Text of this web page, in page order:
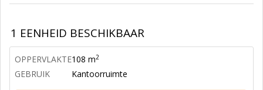
1 EENHEID BESCHIKBAAR
OPPERVLAKTE108 m2
GEBRUIK Kantoorruimte